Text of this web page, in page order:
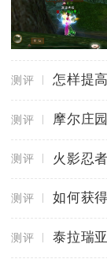
测评
测评 摩尔庄
测评 火影忍
测评
测评 泰拉瑞